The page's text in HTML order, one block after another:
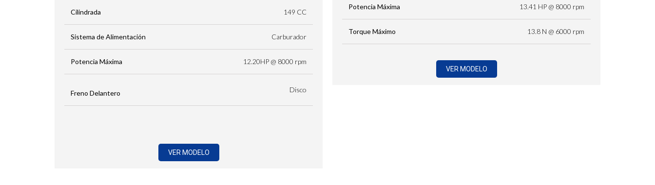
Cilindrada 149 CC
Sistema de Alimentación Carburador
Potencia Máxima 12.20HP @ 8000 rpm
Freno Delantero Disco
VER MODELO
Potencia Máxima 13.41 HP @ 8000 rpm
Torque Máximo 13.8 N @ 6000 rpm
VER MODELO